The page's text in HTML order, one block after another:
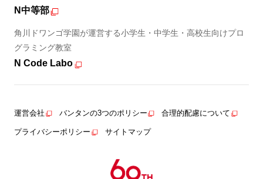
N中等部
角川ドワンゴ学園が運営する小学生・中学生・高校生向けプロ
グラミング教室
N Code Labo
運営会社 バンタンの3つのポリシー 合理的配慮について
プライバシーポリシー サイトマップ